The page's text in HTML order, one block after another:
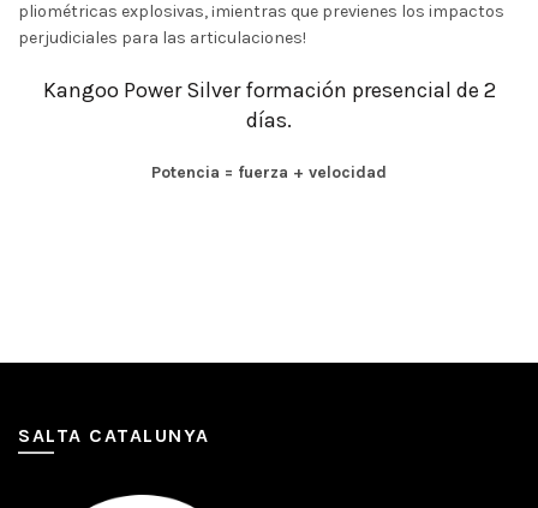
pliométricas explosivas, ¡mientras que previenes los impactos
perjudiciales para las articulaciones!
Kangoo Power Silver formación presencial de 2
días.
Potencia = fuerza + velocidad
SALTA CATALUNYA